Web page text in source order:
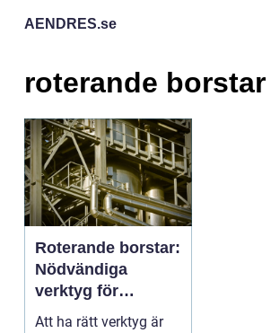
AENDRES.se
roterande borstar
Roterande borstar:
Nödvändiga
verktyg för
tillverkare
Att ha rätt verktyg är